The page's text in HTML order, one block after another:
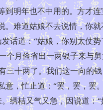
明年也不中用的。方才
难道姑娘不去说情，你
话道：“姑娘，你别太仗
月俭省出一两银子来与
十两了。我们这一向的
，忙止道：“罢，罢，罢
绣桔又气又急，因说道：